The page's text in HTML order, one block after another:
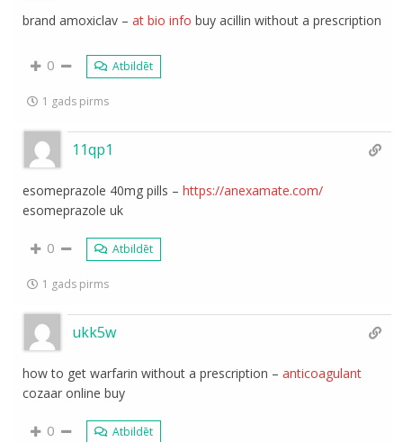
brand amoxiclav –at bio info buy acillin without a prescription
0 Atbildēt
1 gads pirms
11qp1
esomeprazole 40mg pills –https://anexamate.com/
esomeprazole uk
0 Atbildēt
1 gads pirms
ukk5w
how to get warfarin without a prescription –anticoagulant
cozaar online buy
0 Atbildēt